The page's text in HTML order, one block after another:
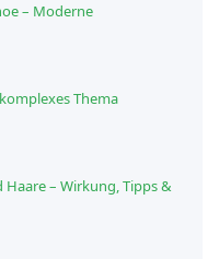
– Moderne
Thema
– Wirkung, Tipps &